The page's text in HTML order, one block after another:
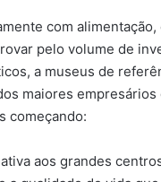
com alimentação,
pelo volume de
a museus de
maiores
começando:
aos grandes